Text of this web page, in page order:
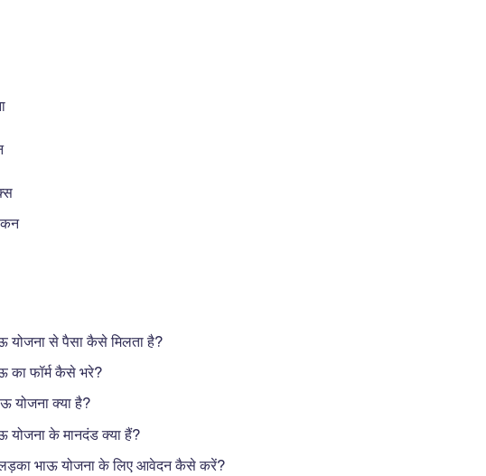
योजना से पैसा कैसे मिलता है?
का फॉर्म कैसे भरे?
योजना क्या है?
योजना के मानदंड क्या हैं?
लड़का भाऊ योजना के लिए आवेदन कैसे करें?